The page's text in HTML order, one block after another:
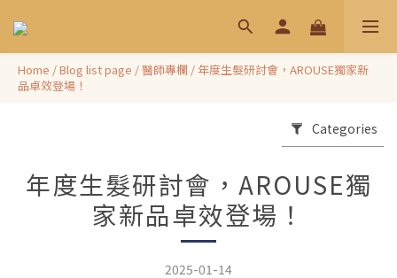
Home /Blog list page /醫師專欄 / 年度生髮研討會，AROUSE獨家新
品卓效登場！
Categories
年度生髮研討會，AROUSE獨
家新品卓效登場！
2025-01-14